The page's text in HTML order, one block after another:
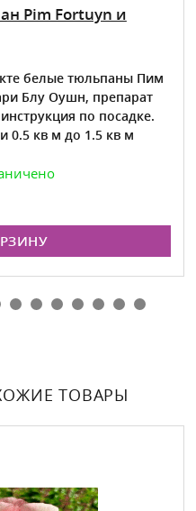
Pim Fortuyn и
белые тюльпаны Пим
Блу Оушн, препарат
по посадке.
0.5 кв м до 1.5 кв м
ТОВАРЫ